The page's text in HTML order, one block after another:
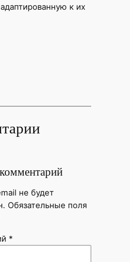
к их
не будет
Обязательные поля
*